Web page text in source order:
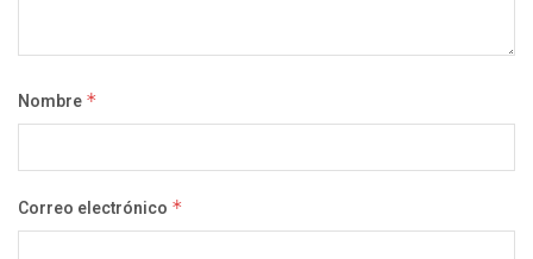
Nombre *
Correo electrónico *